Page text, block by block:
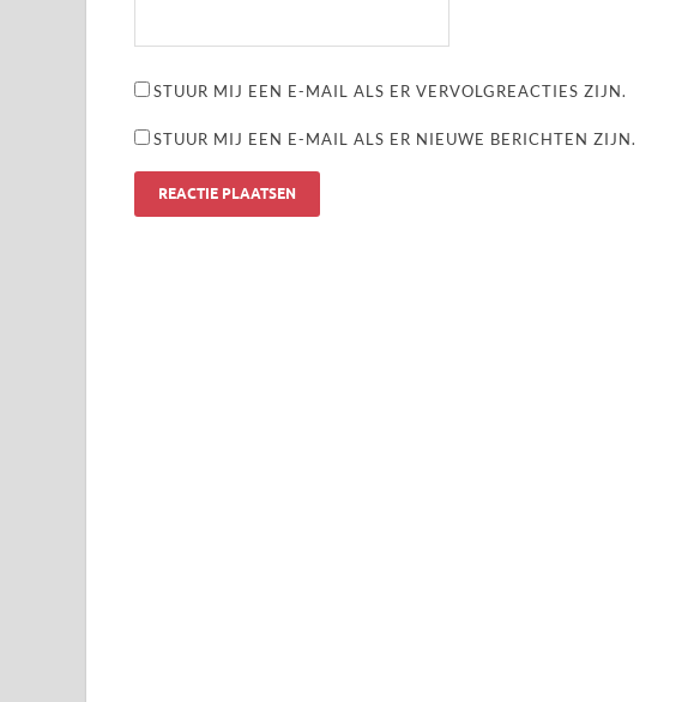
STUUR MIJ EEN E-MAIL ALS ER VERVOLGREACTIES ZIJN.
STUUR MIJ EEN E-MAIL ALS ER NIEUWE BERICHTEN ZIJN.